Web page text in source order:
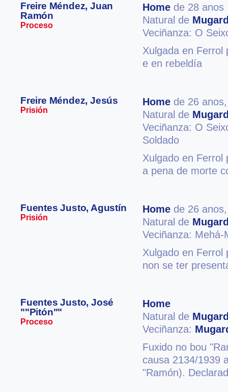
Freire Méndez, Juan
Ramón
Proceso
Home de 28 anos
Natural de
Veciñanza: O
Xulgada en Ferrol
e en rebeldía
Freire Méndez, Jesús
Prisión
Home de 26
Natural de
Veciñanza: O
Soldado
Xulgado en Ferrol
a pena de morte
Fuentes Justo, Agustín
Prisión
Home de 26
Natural de
Veciñanza:
Xulgado en Ferrol
non se ter
Fuentes Justo, José
""Pitón""
Proceso
Home
Natural de
Veciñanza:
Fuxido no bou
causa 2134/1939
"Ramón).